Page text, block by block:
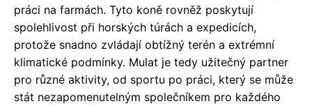
práci na farmách. Tyto koně rovněž poskytují
spolehlivost při horských túrách a expedicích,
protože snadno zvládají obtížný terén a extrémní
klimatické podmínky. Mulat je tedy užitečný partner
pro různé aktivity, od sportu po práci, který se může
stát nezapomenutelným společníkem pro každého